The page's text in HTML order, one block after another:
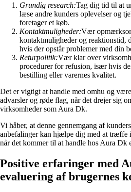
Grundig research:Tag dig tid til at
læse andre kunders oplevelser og
foretager et køb.
Kontaktmuligheder:Vær
kontaktmuligheder og reaktionstid,
hvis der opstår problemer med din
Returpolitik:Vær klar over
procedurer for refusion, især hvis
bestilling eller varernes kvalitet.
Det er vigtigt at handle med omhu og
advarsler og røde flag, når det drejer sig
virksomheder som Aura Dk.
Vi håber, at denne gennemgang af
anbefalinger kan hjælpe dig med at træffe
når det kommer til at handle hos Aura Dk
Positive erfaringer med
evaluering af brugernes